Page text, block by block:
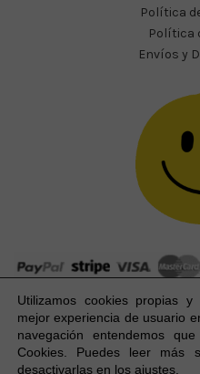
Política
Política
Envíos y
Happy Party Studio®
Utilizamos cookies propias
mejor experiencia de usuario
navegación entendemos
Cookies. Puedes leer más
desactivarlas en los ajustes.